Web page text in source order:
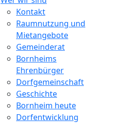
Kontakt
Raumnutzung und
Mietangebote
Gemeinderat
Bornheims
Ehrenbürger
Dorfgemeinschaft
Geschichte
Bornheim heute
Dorfentwicklung